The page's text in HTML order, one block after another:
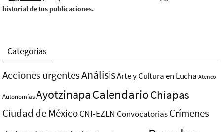
historial de tus publicaciones.
Categorías
Acciones urgentesAnálisisArte y Cultura en Lucha Atenco
AutonomíasAyotzinapaCalendarioChiapas
Ciudad de MéxicoCNI-EZLN ConvocatoriasCrímenes